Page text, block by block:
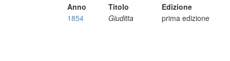
Anno Titolo
Edizione
1854
Giuditta prima edizione